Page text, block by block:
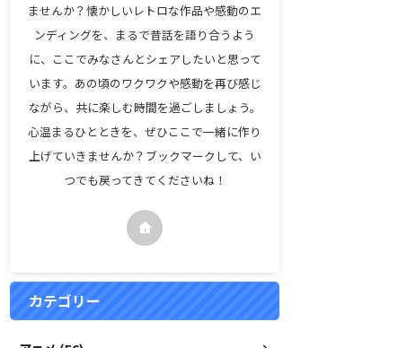
ませんか？懐かしいレトロな作品や感動のエ
ンディングを、まるで昔話を語り合うよう
に、ここでみなさんとシェアしたいと思って
います。あの頃のワクワクや感動を再び感じ
ながら、共に楽しむ時間を過ごしましょう。
心温まるひとときを、ぜひここで一緒に作り
上げていきませんか？ブックマークして、い
つでも戻ってきてくださいね！
カテゴリー